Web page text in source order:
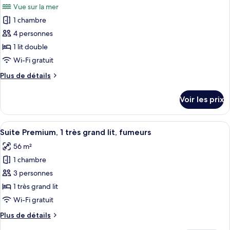
Suite,
grand
lit
(Romantic)
les
photos
pour
ce
type
chambre :
Vue sur la mer
1 chambre
4 personnes
1 lit double
Wi-Fi gratuit
Plus de détails
Plus
le
type
de
Suite
(Doubletree)
Voir les prix
Afficher
toutes
les
photos
pour
ce
type
chambre :
Une chambre d’hôtel avec un
16
Suite Premium, 1 très grand lit, fumeurs
56 m²
1 chambre
3 personnes
1 très grand lit
Wi-Fi gratuit
Plus de détails
Plus